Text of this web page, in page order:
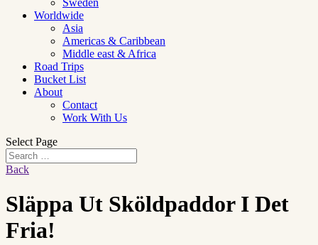
Sweden
Worldwide
Asia
Americas & Caribbean
Middle east & Africa
Road Trips
Bucket List
About
Contact
Work With Us
Select Page
Back
Släppa Ut Sköldpaddor I Det
Fria!